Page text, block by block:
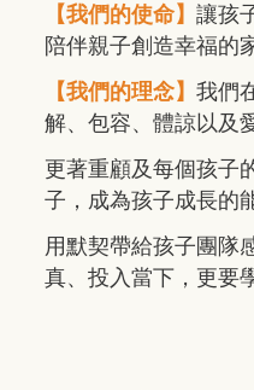
【我們的使命】 讓孩
陪伴親子創造幸福的
【我們的理念】 我們
解、包容、體諒以及
更著重顧及每個孩子
子，成為孩子成長的
用默契帶給孩子團隊
真、投入當下，更要